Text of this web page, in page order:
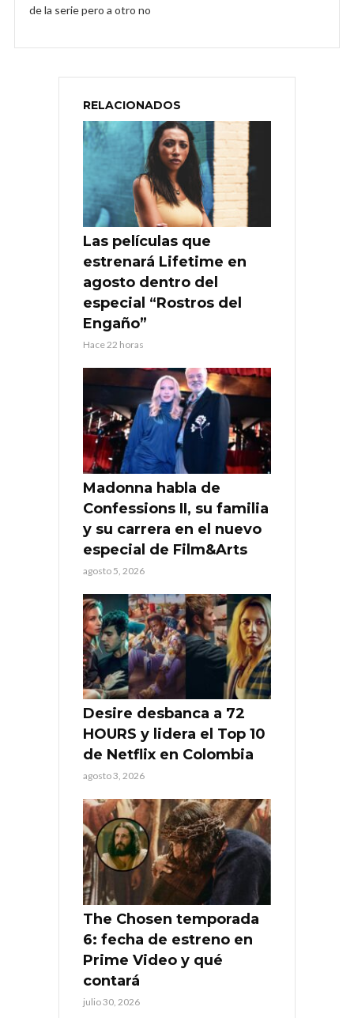
de la serie pero a otro no
RELACIONADOS
Las películas que
estrenará Lifetime en
agosto dentro del
especial “Rostros del
Engaño”
Hace 22 horas
Madonna habla de
Confessions II, su familia
y su carrera en el nuevo
especial de Film&Arts
agosto 5, 2026
Desire desbanca a 72
HOURS y lidera el Top 10
de Netflix en Colombia
agosto 3, 2026
The Chosen temporada
6: fecha de estreno en
Prime Video y qué
contará
julio 30, 2026